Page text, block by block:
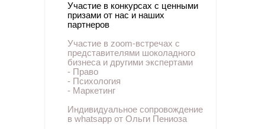
Участие в конкурсах с ценными
призами от нас и наших
партнеров
Участие в zoom-встречах с
представителями шоколадного
бизнеса и другими экспертами
- Право
- Психология
- Маркетинг
Индивидуальное сопровождение
в whatsapp от Ольги Пениоза